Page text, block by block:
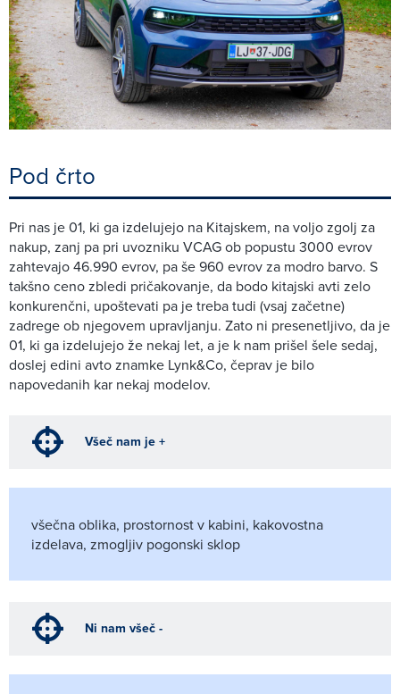
Pod črto
Pri nas je 01, ki ga izdelujejo na Kitajskem, na voljo zgolj za
nakup, zanj pa pri uvozniku VCAG ob popustu 3000 evrov
zahtevajo 46.990 evrov, pa še 960 evrov za modro barvo. S
takšno ceno zbledi pričakovanje, da bodo kitajski avti zelo
konkurenčni, upoštevati pa je treba tudi (vsaj začetne)
zadrege ob njegovem upravljanju. Zato ni presenetljivo, da je
01, ki ga izdelujejo že nekaj let, a je k nam prišel šele sedaj,
doslej edini avto znamke Lynk&Co, čeprav je bilo
napovedanih kar nekaj modelov.
Všeč nam je +
všečna oblika, prostornost v kabini, kakovostna
izdelava, zmogljiv pogonski sklop
Ni nam všeč -